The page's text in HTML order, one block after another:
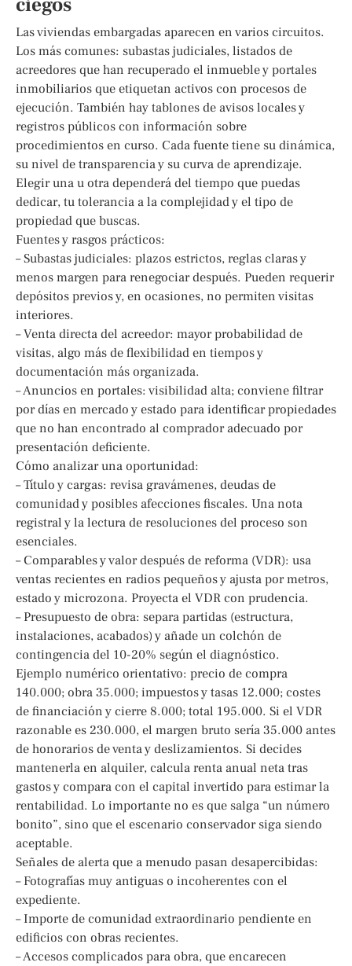
Las viviendas embargadas aparecen en varios circuitos.
Los más comunes: subastas judiciales, listados de
acreedores que han recuperado el inmueble y portales
inmobiliarios que etiquetan activos con procesos de
ejecución. También hay tablones de avisos locales y
registros públicos con información sobre
procedimientos en curso. Cada fuente tiene su dinámica,
su nivel de transparencia y su curva de aprendizaje.
Elegir una u otra dependerá del tiempo que puedas
dedicar, tu tolerancia a la complejidad y el tipo de
propiedad que buscas.
Fuentes y rasgos prácticos:
– Subastas judiciales: plazos estrictos, reglas claras y
menos margen para renegociar después. Pueden requerir
depósitos previos y, en ocasiones, no permiten visitas
interiores.
– Venta directa del acreedor: mayor probabilidad de
visitas, algo más de flexibilidad en tiempos y
documentación más organizada.
– Anuncios en portales: visibilidad alta; conviene filtrar
por días en mercado y estado para identificar propiedades
que no han encontrado al comprador adecuado por
presentación deficiente.
Cómo analizar una oportunidad:
– Título y cargas: revisa gravámenes, deudas de
comunidad y posibles afecciones fiscales. Una nota
registral y la lectura de resoluciones del proceso son
esenciales.
– Comparables y valor después de reforma (VDR): usa
ventas recientes en radios pequeños y ajusta por metros,
estado y microzona. Proyecta el VDR con prudencia.
– Presupuesto de obra: separa partidas (estructura,
instalaciones, acabados) y añade un colchón de
contingencia del 10-20% según el diagnóstico.
Ejemplo numérico orientativo: precio de compra
140.000; obra 35.000; impuestos y tasas 12.000; costes
de financiación y cierre 8.000; total 195.000. Si el VDR
razonable es 230.000, el margen bruto sería 35.000 antes
de honorarios de venta y deslizamientos. Si decides
mantenerla en alquiler, calcula renta anual neta tras
gastos y compara con el capital invertido para estimar la
rentabilidad. Lo importante no es que salga “un número
bonito”, sino que el escenario conservador siga siendo
aceptable.
Señales de alerta que a menudo pasan desapercibidas:
– Fotografías muy antiguas o incoherentes con el
expediente.
– Importe de comunidad extraordinario pendiente en
edificios con obras recientes.
– Accesos complicados para obra, que encarecen